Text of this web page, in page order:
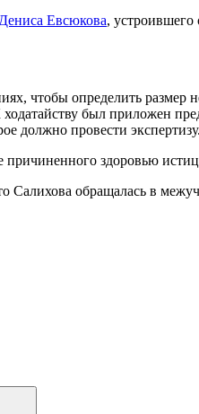
Евсюкова, устроившего
чтобы определить размер
был приложен
должно провести экспертизу.
причиненного здоровью
Салихова обращалась в